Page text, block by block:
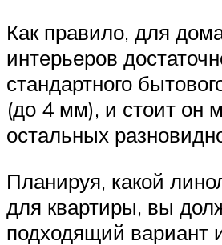
Как правило, для
интерьеров
стандартного
(до 4 мм), и стоит он
остальных
Планируя, какой
для квартиры, вы
подходящий вариант